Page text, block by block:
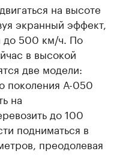
на высоте
экранный эффект,
до 500 км/ч. По
в высокой
две модели:
поколения А-050
на
до 100
подниматься в
преодолевая